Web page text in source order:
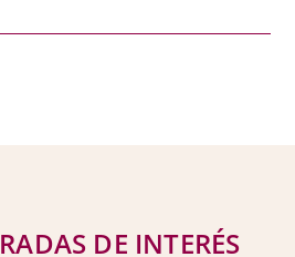
DE INTERÉS